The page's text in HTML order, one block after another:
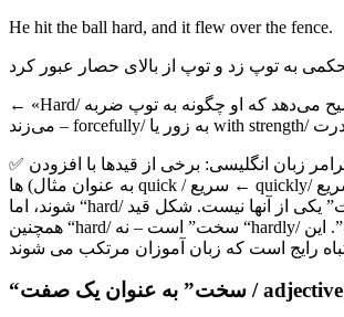
He hit the ball hard, and it flew over the fence.
← «Hard/ سخت» در اینجا توضیح می‌دهد که او چگونه به توپ ضربه
✅ نکته گرامر زبان انگلیسی: برخی از قیدها با افزودن -ly به صفت
ها (به عنوان مثال quick / سریع ← quickly/ سریع) تشکیل می
شوند، اما “hard/ سخت” یکی از آنها نیست. شکل قید “hard/ سخت”
همچنین “hard/ سخت” است – نه “hardly/ به سختی یا به ندرت”. این
“سخت” به عنوان یک صفت / adjective